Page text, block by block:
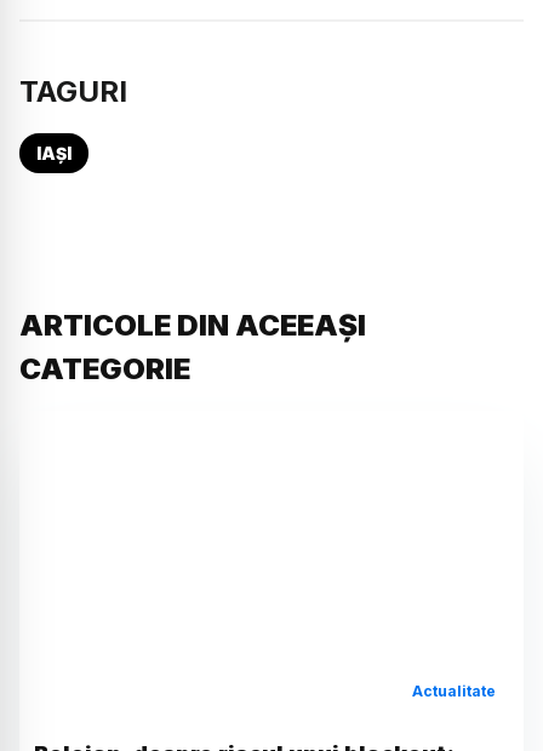
TAGURI
IAȘI
ARTICOLE DIN ACEEAȘI
CATEGORIE
Actualitate